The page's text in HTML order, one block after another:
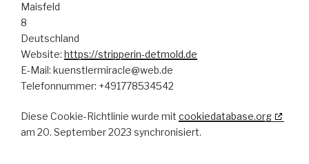
Maisfeld
8
Deutschland
Website: https://stripperin-detmold.de
E-Mail: kuenstlermiracle@web.de
Telefonnummer: +491778534542
Diese Cookie-Richtlinie wurde mit cookiedatabase.org
am 20. September 2023 synchronisiert.